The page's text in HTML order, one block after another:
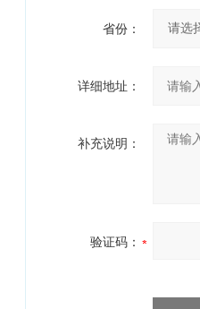
省份：
详细地址：
补充说明：
验证码：